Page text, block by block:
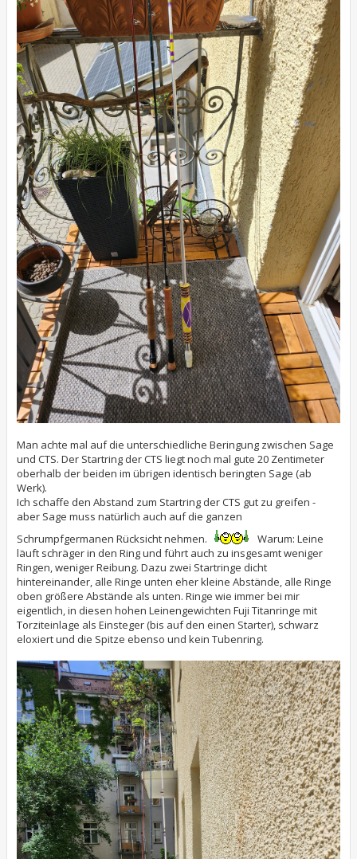
Man achte mal auf die unterschiedliche Beringung zwischen Sage
und CTS. Der Startring der CTS liegt noch mal gute 20 Zentimeter
oberhalb der beiden im übrigen identisch beringten Sage (ab
Werk).
Ich schaffe den Abstand zum Startring der CTS gut zu greifen -
aber Sage muss natürlich auch auf die ganzen
Schrumpfgermanen Rücksicht nehmen.
Warum: Leine
läuft schräger in den Ring und führt auch zu insgesamt weniger
Ringen, weniger Reibung. Dazu zwei Startringe dicht
hintereinander, alle Ringe unten eher kleine Abstände, alle Ringe
oben größere Abstände als unten. Ringe wie immer bei mir
eigentlich, in diesen hohen Leinengewichten Fuji Titanringe mit
Torziteinlage als Einsteger (bis auf den einen Starter), schwarz
eloxiert und die Spitze ebenso und kein Tubenring.